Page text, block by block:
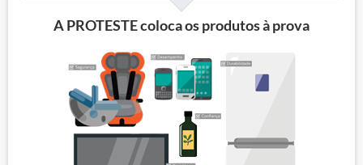
A PROTESTE coloca os produtos à prova